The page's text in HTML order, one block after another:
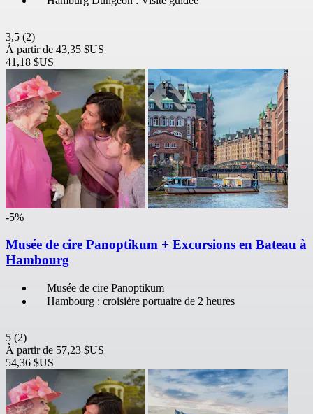
3,5 (2)
À partir de 43,35 $US
41,18 $US
-5%
Musée de cire Panoptikum + Excursions en Bateau à
Hambourg
Musée de cire Panoptikum
Hambourg : croisière portuaire de 2 heures
5 (2)
À partir de 57,23 $US
54,36 $US